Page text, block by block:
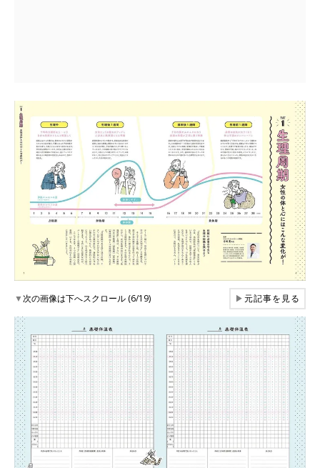
▼次の画像は下へスクロール (6/19) ▶元記事を見る